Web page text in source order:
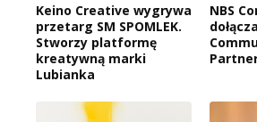
Keino Creative wygrywa
przetarg SM SPOMLEK.
Stworzy platformę
kreatywną marki
Lubianka
NBS